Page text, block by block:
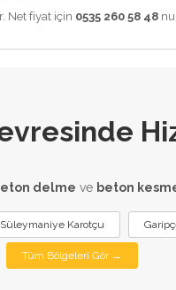
Net fiyat için 0535 260 58 48
delme ve beton
Süleymaniye Karotçu
Tüm Bölgeleri Gör →